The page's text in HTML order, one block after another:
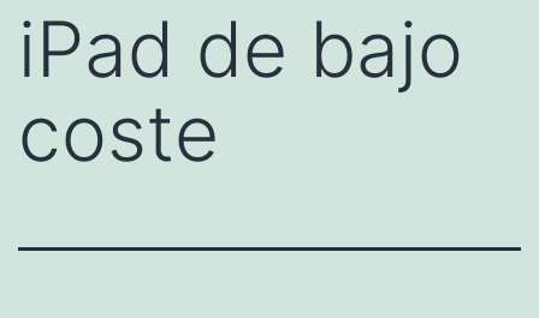
iPad de bajo
coste